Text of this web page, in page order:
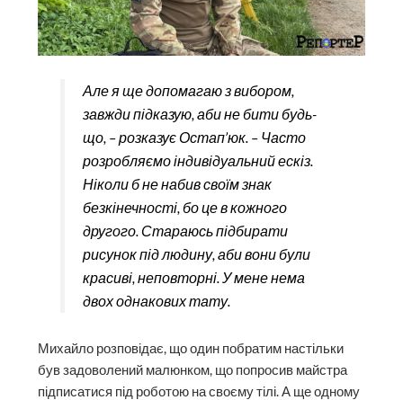
Але я ще допомагаю з вибором,
завжди підказую, аби не бити будь-
що, – розказує Остап’юк. – Часто
розробляємо індивідуальний ескіз.
Ніколи б не набив своїм знак
безкінечності, бо це в кожного
другого. Стараюсь підбирати
рисунок під людину, аби вони були
красиві, неповторні. У мене нема
двох однакових тату.
Михайло розповідає, що один побратим настільки
був задоволений малюнком, що попросив майстра
підписатися під роботою на своєму тілі. А ще одному